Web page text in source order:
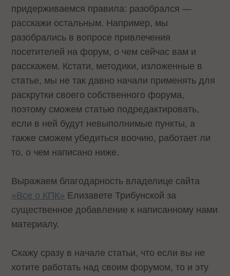
придерживаемся правила: разобрался —
расскажи остальным. Например, мы
разобрались в вопросе привлечения
посетителей на форум, о чем сейчас вам и
расскажем. Кстати, методики, изложенные в
статье, мы не так давно начали применять для
раскрутки своего собственного форума,
поэтому сможем статью подредактировать,
если в ней будут невыполнимые пункты, а
также сможем убедиться воочию, работает ли
то, о чем написано ниже.
Выражаем благодарность владелице сайта
«Все о КПК» Елизавете Трибунской за
существенное добавление к написанному нами
материалу.
Скажу сразу в начале статьи, что если вы не
хотите работать над своим форумом, то и эту